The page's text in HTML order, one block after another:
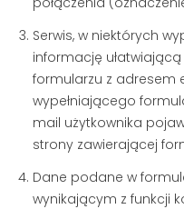
Serwis, w niektórych
informację
formularzu z adresem
wypełniającego
mail użytkownika
strony zawierającej
Dane podane w
wynikającym z funkcji